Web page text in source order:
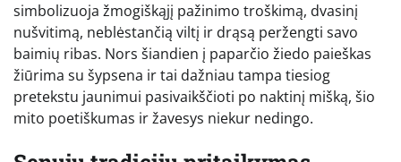
simbolizuoja žmogiškąjį pažinimo troškimą, dvasinį
nušvitimą, neblėstančią viltį ir drąsą peržengti savo
baimių ribas. Nors šiandien į paparčio žiedo paieškas
žiūrima su šypsena ir tai dažniau tampa tiesiog
pretekstu jaunimui pasivaikščioti po naktinį mišką, šio
mito poetiškumas ir žavesys niekur nedingo.